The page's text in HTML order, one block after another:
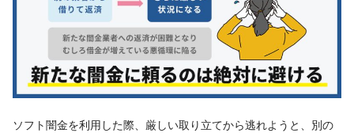
ソフト闇金を利用した際、厳しい取り立てから逃れようと、別の